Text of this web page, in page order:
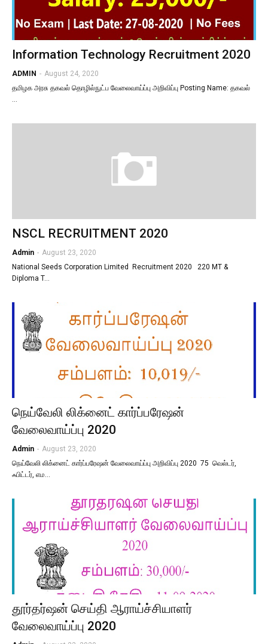
Information Technology Recruitment 2020
ADMIN - August 24, 2020
தமிழக​ அரசு தகவல் தொழில்நுட்ப வேலைவாய்ப்பு அறிவிப்பு Posting Name: தகவல்
…
NSCL RECRUITMENT 2020
Admin - August 23, 2020
National Seeds Corporation Limited Recruitment 2020 220 MT &
Diploma T…
நெய்வேலி லிக்னைட் கார்ப்பரேஷன்
வேலைவாய்ப்பு 2020
Admin - August 23, 2020
நெய்வேலி லிக்னைட் கார்ப்பரேஷன் வேலைவாய்ப்பு அறிவிப்பு 2020 75 வெல்டர்,
ஃபிட்டர், எம…
தூர்தர்ஷன் செய்தி ஆராய்ச்சியாளர்
வேலைவாய்ப்பு 2020